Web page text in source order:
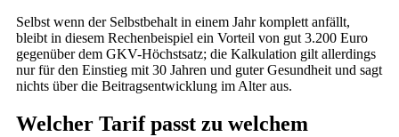
Selbst wenn der Selbstbehalt in einem Jahr komplett anfällt,
bleibt in diesem Rechenbeispiel ein Vorteil von gut 3.200 Euro
gegenüber dem GKV-Höchstsatz; die Kalkulation gilt allerdings
nur für den Einstieg mit 30 Jahren und guter Gesundheit und sagt
nichts über die Beitragsentwicklung im Alter aus.
Welcher Tarif passt zu welchem